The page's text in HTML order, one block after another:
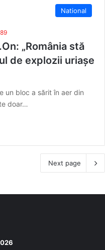
National
„România stă
de explozii uriașe
un bloc a sărit în aer din
doar…
Next page